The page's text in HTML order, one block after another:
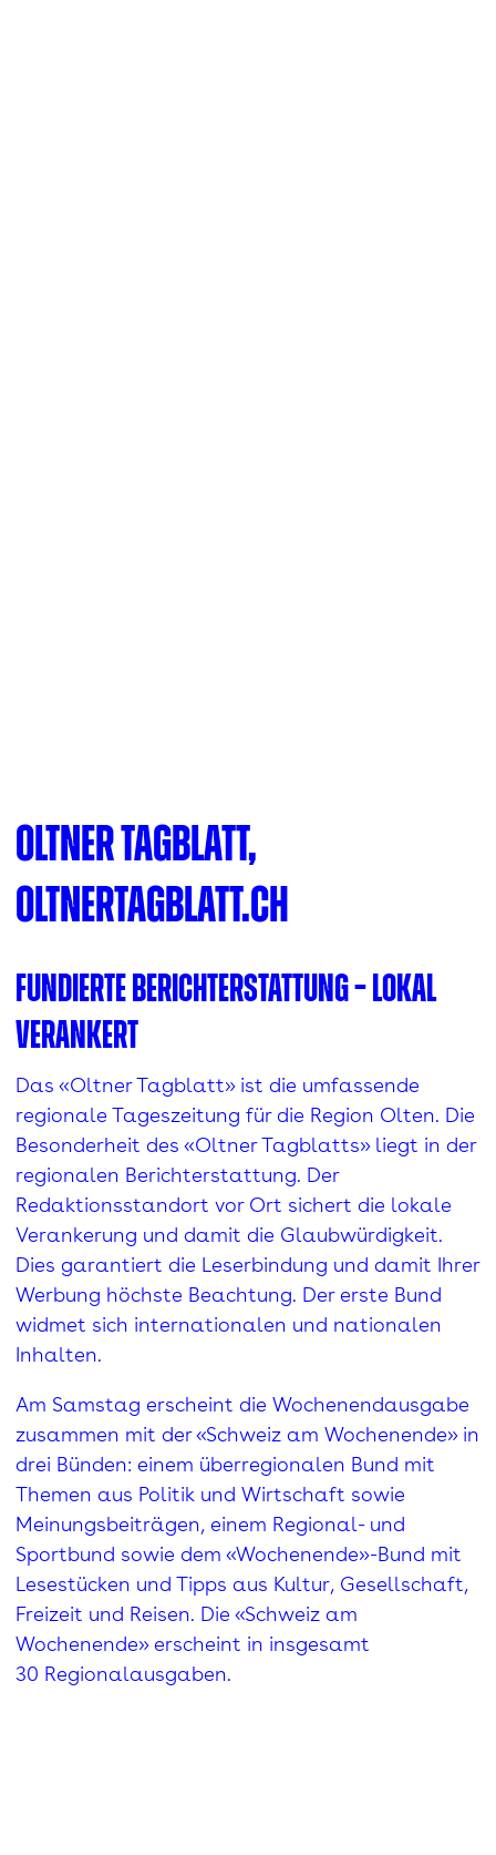
Oltner Tagblatt,
oltnertagblatt.ch
Fundierte Berichterstattung – lokal
verankert
Das «Oltner Tagblatt» ist die umfassende
regionale Tageszeitung für die Region Olten. Die
Besonderheit des «Oltner Tagblatts» liegt in der
regionalen Berichterstattung. Der
Redaktionsstandort vor Ort sichert die lokale
Verankerung und damit die Glaubwürdigkeit.
Dies garantiert die Leserbindung und damit Ihrer
Werbung höchste Beachtung. Der erste Bund
widmet sich internationalen und nationalen
Inhalten.
Am Samstag erscheint die Wochenendausgabe
zusammen mit der «Schweiz am Wochenende» in
drei Bünden: einem überregionalen Bund mit
Themen aus Politik und Wirtschaft sowie
Meinungsbeiträgen, einem Regional- und
Sportbund sowie dem «Wochenende»-Bund mit
Lesestücken und Tipps aus Kultur, Gesellschaft,
Freizeit und Reisen. Die «Schweiz am
Wochenende» erscheint in insgesamt
30 Regionalausgaben.